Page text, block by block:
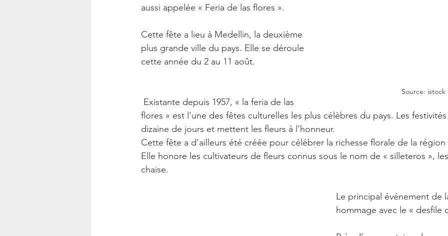
Source: istock
aussi appelée « Feria de las flores ».
Cette fête a lieu à Medellin, la deuxième
plus grande ville du pays. Elle se déroule
cette année du 2 au 11 août.
flores » est l’une des fêtes culturelles les plus célèbres du pays. Les
dizaine de jours et mettent les fleurs à l’honneur.
Cette fête a d’ailleurs été créée pour célébrer la richesse florale de la
Elle honore les cultivateurs de fleurs connus sous le nom de « silleteros »,
chaise.
Le principal événement de
hommage avec le « desfile